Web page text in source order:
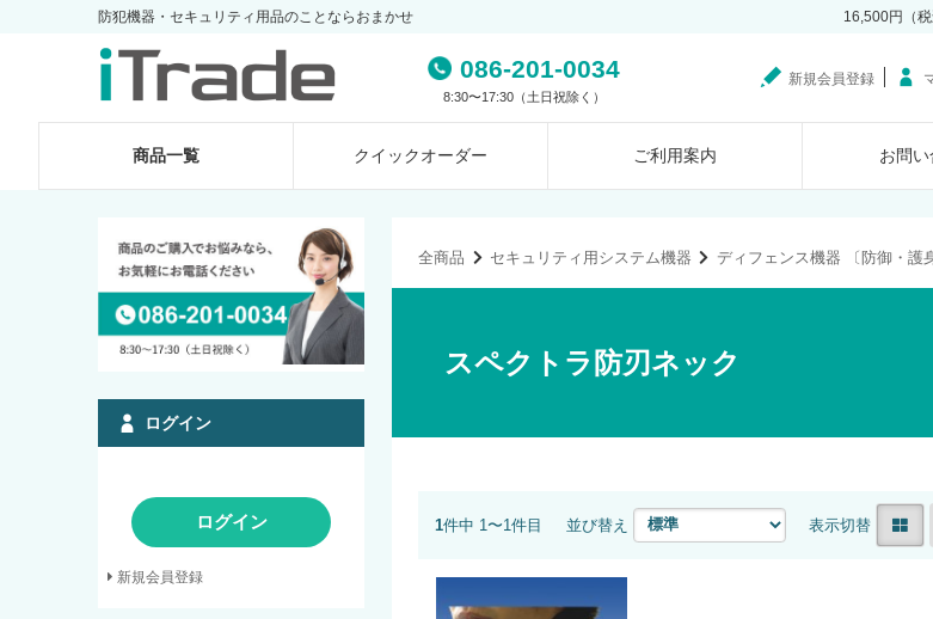
防犯機器・セキュリティ用品のことならおまかせ 16,500円（
086-201-0034
8:30〜17:30（土日祝除く）
新規会員登録
商品一覧 クイックオーダー ご利用案内 お問
全商品 セキュリティ用システム機器 ディフェンス機器 〔防御・護
スペクトラ防刃ネック
1件中 1〜1件目 並び替え 表示切替
ログイン
ログイン
新規会員登録